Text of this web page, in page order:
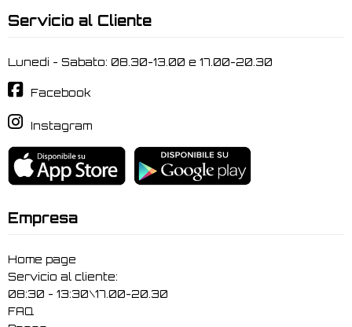
Servicio al Cliente
Lunedi - Sabato: 08.30-13.00 e 17.00-20.30
Facebook
Instagram
Empresa
Home page
Servicio al cliente:
08:30 - 13:30\17.00-20.30
FAQ